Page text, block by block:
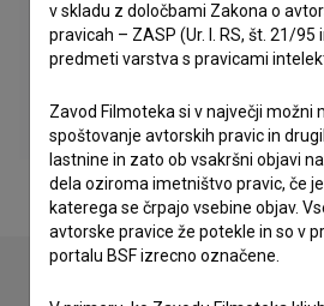
v skladu z določbami Zakona o
pravicah – ZASP (Ur. l. RS, št. 21/95
predmeti varstva s pravicami
Zavod Filmoteka si v največji možni
spoštovanje avtorskih pravic in
lastnine in zato ob vsakršni objavi
dela oziroma imetništvo pravic, če
katerega se črpajo vsebine objav.
avtorske pravice že potekle in so v
portalu BSF izrecno označene.